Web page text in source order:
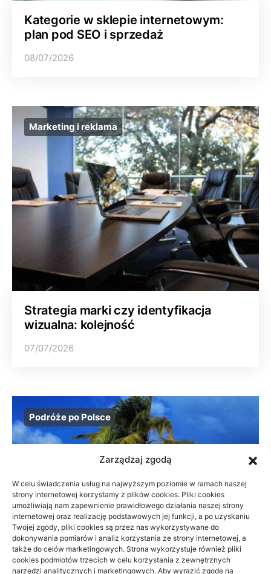
Zarządzaj zgodą
W celu świadczenia usług na najwyższym poziomie w ramach naszej
strony internetowej korzystamy z plików cookies. Pliki cookies
umożliwiają nam zapewnienie prawidłowego działania naszej strony
internetowej oraz realizację podstawowych jej funkcji, a po uzyskaniu
Twojej zgody, pliki cookies są przez nas wykorzystywane do
dokonywania pomiarów i analiz korzystania ze strony internetowej, a
także do celów marketingowych. Strona wykorzystuje również pliki
cookies podmiotów trzecich w celu korzystania z zewnętrznych
narzędzi analitycznych i marketingowych. Aby wyrazić zgodę na
Kategorie w sklepie internetowym:
plan pod SEO i sprzedaż
08/07/2026
Marketing i reklama
Strategia marki czy identyfikacja
wizualna: kolejność
07/07/2026
Podróże po Polsce